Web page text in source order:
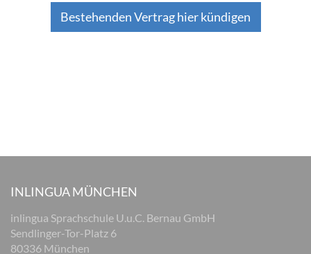
Bestehenden Vertrag hier kündigen
INLINGUA MÜNCHEN
inlingua Sprachschule U.u.C. Bernau GmbH
Sendlinger-Tor-Platz 6
80336 München